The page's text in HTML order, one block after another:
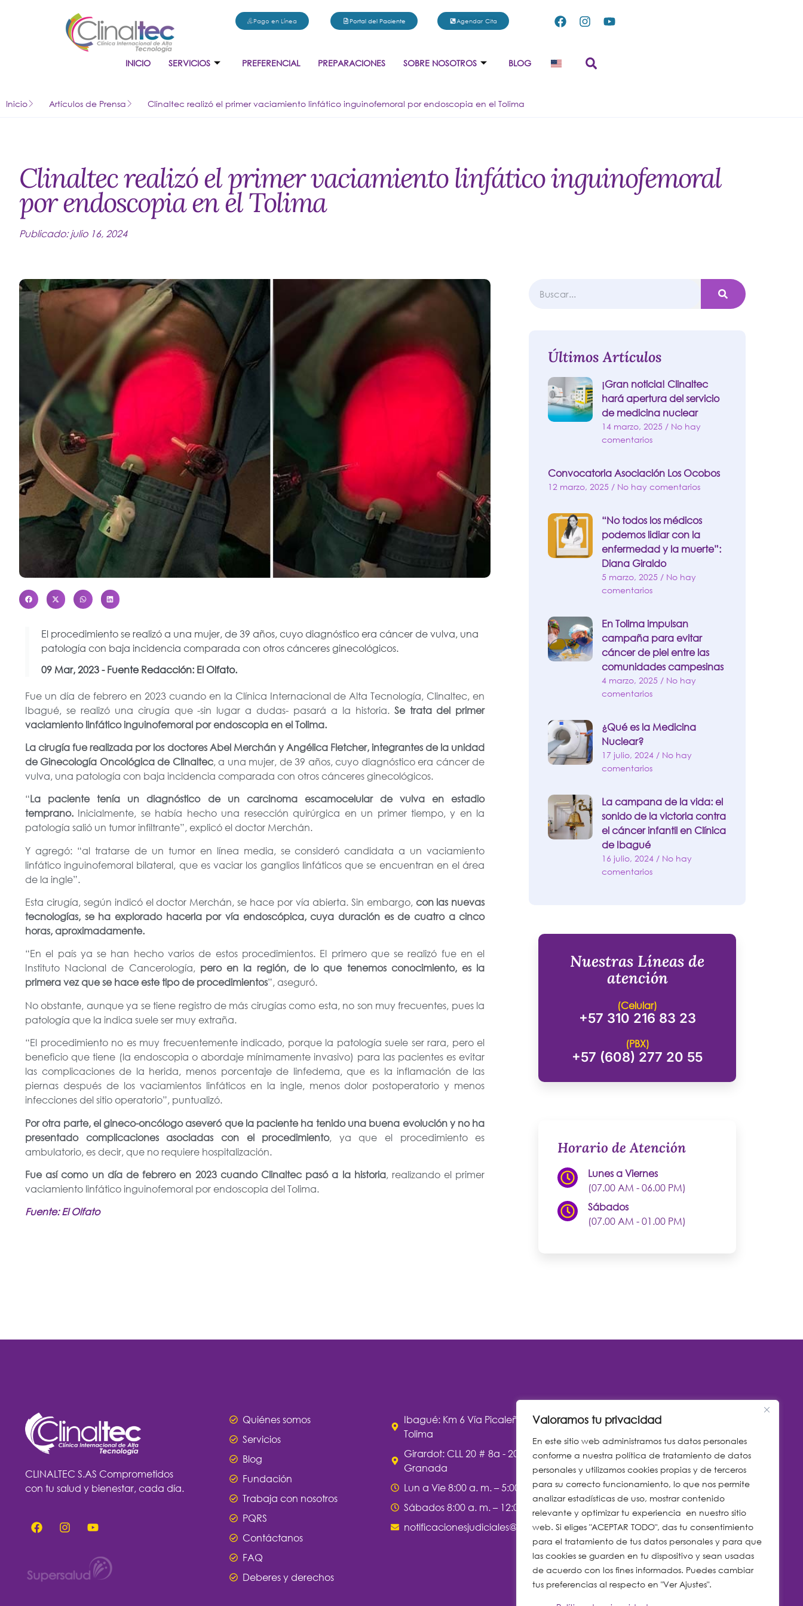
Valoramos tu privacidad
En este sitio web administramos tus datos personales
conforme a nuestra política de tratamiento de datos
personales y utilizamos cookies propias y de terceros
para su correcto funcionamiento, lo que nos permite
analizar estadísticas de uso, mostrar contenido
relevante y optimizar tu experiencia en nuestro sitio
web. Si eliges "ACEPTAR TODO", das tu consentimiento
para el tratamiento de tus datos personales y para que
las cookies se guarden en tu dispositivo y sean usadas
de acuerdo con los fines informados. Puedes cambiar
tus preferencias al respecto en "Ver Ajustes".
Pago en Línea Portal del Paciente Agendar Cita
INICIO SERVICIOS PREFERENCIAL PREPARACIONES SOBRE NOSOTROS BLOG
Inicio Artículos de Prensa Clinaltec realizó el primer vaciamiento linfático inguinofemoral por endoscopia en el Tolima
Clinaltec realizó el primer vaciamiento linfático inguinofemoral
por endoscopia en el Tolima
Publicado: julio 16, 2024
El procedimiento se realizó a una mujer, de 39 años, cuyo diagnóstico era cáncer de vulva, una
patología con baja incidencia comparada con otros cánceres ginecológicos.
09 Mar, 2023 - Fuente Redacción: El Olfato.
Fue un día de febrero en 2023 cuando en la Clínica Internacional de Alta Tecnología, Clinaltec, en
Ibagué, se realizó una cirugía que -sin lugar a dudas- pasará a la historia.Se trata del primer
vaciamiento linfático inguinofemoral por endoscopia en el Tolima.
La cirugía fue realizada por los doctores Abel Merchán y Angélica Fletcher, integrantes de la unidad
de Ginecología Oncológica de Clinaltec, a una mujer, de 39 años, cuyo diagnóstico era cáncer de
vulva, una patología con baja incidencia comparada con otros cánceres ginecológicos.
“La paciente tenía un diagnóstico de un carcinoma escamocelular de vulva en estadio
temprano. Inicialmente, se había hecho una resección quirúrgica en un primer tiempo, y en la
patología salió un tumor infiltrante”, explicó el doctor Merchán.
Y agregó: “al tratarse de un tumor en línea media, se consideró candidata a un vaciamiento
linfático inguinofemoral bilateral, que es vaciar los ganglios linfáticos que se encuentran en el área
de la ingle”.
Esta cirugía, según indicó el doctor Merchán, se hace por vía abierta. Sin embargo, con las nuevas
tecnologías, se ha explorado hacerla por vía endoscópica, cuya duración es de cuatro a cinco
horas, aproximadamente.
“En el país ya se han hecho varios de estos procedimientos. El primero que se realizó fue en el
Instituto Nacional de Cancerología,pero en la región, de lo que tenemos conocimiento, es la
primera vez que se hace este tipo de procedimientos”, aseguró.
No obstante, aunque ya se tiene registro de más cirugías como esta, no son muy frecuentes, pues la
patología que la indica suele ser muy extraña.
“El procedimiento no es muy frecuentemente indicado, porque la patología suele ser rara, pero el
beneficio que tiene (la endoscopia o abordaje mínimamente invasivo) para las pacientes es evitar
las complicaciones de la herida, menos porcentaje de linfedema, que es la inflamación de las
piernas después de los vaciamientos linfáticos en la ingle, menos dolor postoperatorio y menos
infecciones del sitio operatorio”, puntualizó.
Por otra parte, el gineco-oncólogo aseveró que la paciente ha tenido una buena evolución y no ha
presentado complicaciones asociadas con el procedimiento, ya que el procedimiento es
ambulatorio, es decir, que no requiere hospitalización.
Fue así como un día de febrero en 2023 cuando Clinaltec pasó a la historia, realizando el primer
vaciamiento linfático inguinofemoral por endoscopia del Tolima.
Fuente: El Olfato
Últimos Artículos
¡Gran noticia! Clinaltec
hará apertura del servicio
de medicina nuclear
14 marzo, 2025
No hay
comentarios
Convocatoria Asociación Los Ocobos
12 marzo, 2025 No hay comentarios
“No todos los médicos
podemos lidiar con la
enfermedad y la muerte”:
Diana Giraldo
5 marzo, 2025
No hay
comentarios
En Tolima impulsan
campaña para evitar
cáncer de piel entre las
comunidades campesinas
4 marzo, 2025
No hay
comentarios
¿Qué es la Medicina
Nuclear?
17 julio, 2024 No hay
comentarios
La campana de la vida: el
sonido de la victoria contra
el cáncer infantil en Clínica
de Ibagué
16 julio, 2024 No hay
comentarios
Nuestras Líneas de
atención
(Celular)
+57 310 216 83 23
(PBX)
+57 (608) 277 20 55
Horario de Atención
Lunes a Viernes
(07.00 AM - 06.00 PM)
Sábados
(07.00 AM - 01.00 PM)
CLINALTEC S.AS Comprometidos
con tu salud y bienestar, cada día.
Quiénes somos
Servicios
Blog
Fundación
Trabaja con nosotros
PQRS
Contáctanos
FAQ
Deberes y derechos
Ibagué: Km 6 Vía Picaleña -
Tolima
Girardot: CLL 20 # 8a - 20, Barrio
Granada
Lun a Vie 8:00 a. m. – 5:00 p. m.
Sábados 8:00 a. m. – 12:00 m.
notificacionesjudiciales@clinaltec.net
Líneas de atención
Ibagué: (608) 277 2055 · cel.
310 315 7005
Girardot: (601) 888 4011
WhatsApp Call Center: 310
216 8323
Ruta Preferencial: (608) 277
2002 · WA 310 245 1735
Exámenes e Imágenes
Diagnósticas: WA 312 561